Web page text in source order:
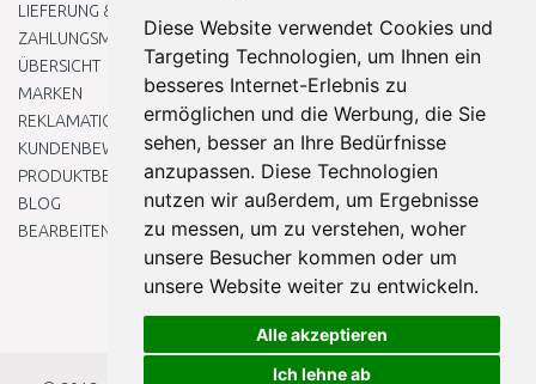
Diese Website verwendet Cookies und
Targeting Technologien, um Ihnen ein
besseres Internet-Erlebnis zu
ermöglichen und die Werbung, die Sie
sehen, besser an Ihre Bedürfnisse
anzupassen. Diese Technologien
nutzen wir außerdem, um Ergebnisse
zu messen, um zu verstehen, woher
unsere Besucher kommen oder um
unsere Website weiter zu entwickeln.
Alle akzeptieren
Ich lehne ab
LIEFERUNG & ZAHLUNG
ZAHLUNGSMETHODEN
ÜBERSICHT
MARKEN
REKLAMATIONEN UND RETOUREN
KUNDENBEWERTUNG
PRODUKTBEWERTUNG
BLOG
BEARBEITEN SIE MEINE COOKIE-EINSTELLUNGEN